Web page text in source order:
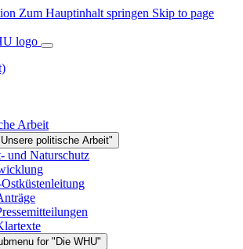
Zum Hauptinhalt springen Skip to page
Arbeit
politische Arbeit"
und Naturschutz
for "Die WHU"